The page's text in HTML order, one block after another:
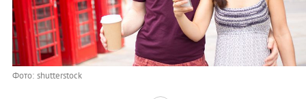
Фото: shutterstock